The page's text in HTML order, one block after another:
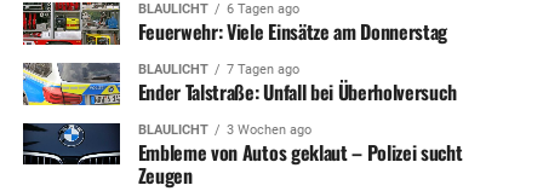
BLAULICHT 6 Tagen ago
Feuerwehr: Viele Einsätze am Donnerstag
BLAULICHT 7 Tagen ago
Ender Talstraße: Unfall bei Überholversuch
BLAULICHT 3 Wochen ago
Embleme von Autos geklaut – Polizei sucht
Zeugen